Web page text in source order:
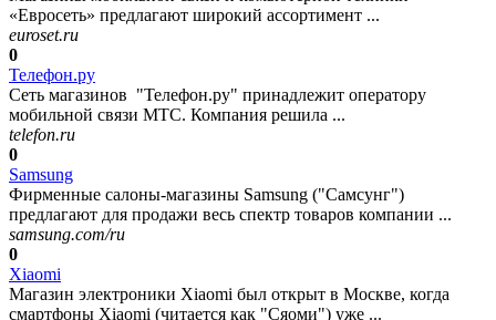
«Евросеть» предлагают широкий ассортимент ...
euroset.ru
0
Телефон.ру
Сеть магазинов "Телефон.ру" принадлежит оператору
мобильной связи МТС. Компания решила ...
telefon.ru
0
Samsung
Фирменные салоны-магазины Samsung ("Самсунг")
предлагают для продажи весь спектр товаров компании ...
samsung.com/ru
0
Xiaomi
Магазин электроники Xiaomi был открыт в Москве, когда
смартфоны Xiaomi (читается как "Сяоми") уже ...